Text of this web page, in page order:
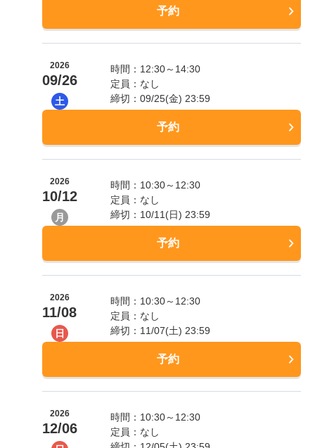
予約
2026
09/26
土
時間：12:30～14:30
定員：なし
締切：09/25(金) 23:59
予約
2026
10/12
月
時間：10:30～12:30
定員：なし
締切：10/11(日) 23:59
予約
2026
11/08
日
時間：10:30～12:30
定員：なし
締切：11/07(土) 23:59
予約
2026
12/06
時間：10:30～12:30
定員：なし